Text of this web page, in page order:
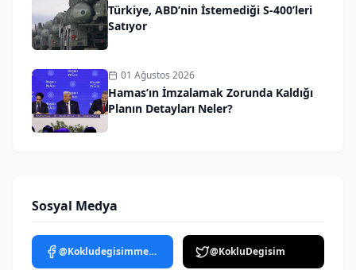
Türkiye, ABD’nin İstemediği S-400’leri
Satıyor
01 Ağustos 2026
Hamas’ın İmzalamak Zorunda Kaldığı
Planın Detayları Neler?
Sosyal Medya
@Kokludegisimmedya @KokluDegisim